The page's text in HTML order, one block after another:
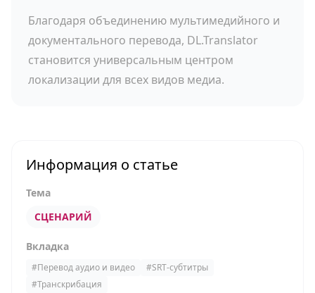
Благодаря объединению мультимедийного и
документального перевода, DL.Translator
становится универсальным центром
локализации для всех видов медиа.
Информация о статье
Тема
СЦЕНАРИЙ
Вкладка
#Перевод аудио и видео #SRT-субтитры
#Транскрибация